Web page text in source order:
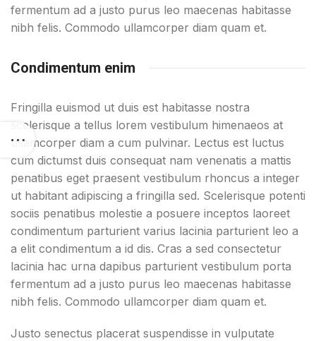
fermentum ad a justo purus leo maecenas habitasse
nibh felis. Commodo ullamcorper diam quam et.
Condimentum enim
Fringilla euismod ut duis est habitasse nostra
scelerisque a tellus lorem vestibulum himenaeos at
ullamcorper diam a cum pulvinar. Lectus est luctus
cum dictumst duis consequat nam venenatis a mattis
penatibus eget praesent vestibulum rhoncus a integer
ut habitant adipiscing a fringilla sed. Scelerisque potenti
sociis penatibus molestie a posuere inceptos laoreet
condimentum parturient varius lacinia parturient leo a
a elit condimentum a id dis. Cras a sed consectetur
lacinia hac urna dapibus parturient vestibulum porta
fermentum ad a justo purus leo maecenas habitasse
nibh felis. Commodo ullamcorper diam quam et.
Justo senectus placerat suspendisse in vulputate